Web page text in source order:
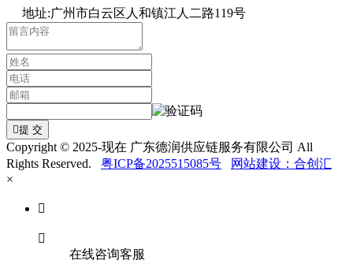
地址:广州市白云区人和镇江人二路119号
提 交
Copyright © 2025-现在 广东德润供应链服务有限公司 All
Rights Reserved.
粤ICP备2025515085号
网站建设：合创汇
×


在线咨询客服